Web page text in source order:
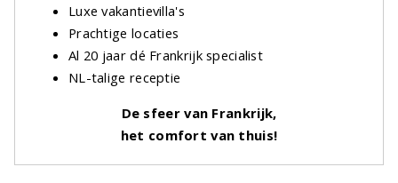
Luxe vakantievilla's
Prachtige locaties
Al 20 jaar dé Frankrijk specialist
NL-talige receptie
De sfeer van Frankrijk,
het comfort van thuis!